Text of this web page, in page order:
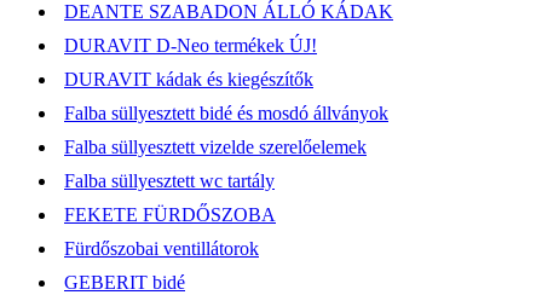
DEANTE SZABADON ÁLLÓ KÁDAK
DURAVIT D-Neo termékek ÚJ!
DURAVIT kádak és kiegészítők
Falba süllyesztett bidé és mosdó állványok
Falba süllyesztett vizelde szerelőelemek
Falba süllyesztett wc tartály
FEKETE FÜRDŐSZOBA
Fürdőszobai ventillátorok
GEBERIT bidé